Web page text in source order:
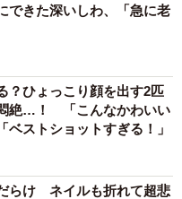
きた深いしわ、「急に老
？ひょっこり顔を出す2匹
絶…！ 「こんなかわいい
ベストショットすぎる！」
らけ ネイルも折れて超悲